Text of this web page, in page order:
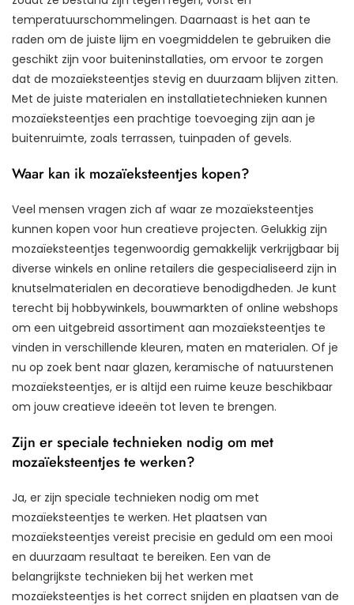
temperatuurschommelingen. Daarnaast is het aan te
raden om de juiste lijm en voegmiddelen te gebruiken die
geschikt zijn voor buiteninstallaties, om ervoor te zorgen
dat de mozaïeksteentjes stevig en duurzaam blijven zitten.
Met de juiste materialen en installatietechnieken kunnen
mozaïeksteentjes een prachtige toevoeging zijn aan je
buitenruimte, zoals terrassen, tuinpaden of gevels.
Waar kan ik mozaïeksteentjes kopen?
Veel mensen vragen zich af waar ze mozaïeksteentjes
kunnen kopen voor hun creatieve projecten. Gelukkig zijn
mozaïeksteentjes tegenwoordig gemakkelijk verkrijgbaar bij
diverse winkels en online retailers die gespecialiseerd zijn in
knutselmaterialen en decoratieve benodigdheden. Je kunt
terecht bij hobbywinkels, bouwmarkten of online webshops
om een uitgebreid assortiment aan mozaïeksteentjes te
vinden in verschillende kleuren, maten en materialen. Of je
nu op zoek bent naar glazen, keramische of natuurstenen
mozaïeksteentjes, er is altijd een ruime keuze beschikbaar
om jouw creatieve ideeën tot leven te brengen.
Zijn er speciale technieken nodig om met
mozaïeksteentjes te werken?
Ja, er zijn speciale technieken nodig om met
mozaïeksteentjes te werken. Het plaatsen van
mozaïeksteentjes vereist precisie en geduld om een mooi
en duurzaam resultaat te bereiken. Een van de
belangrijkste technieken bij het werken met
mozaïeksteentjes is het correct snijden en plaatsen van de